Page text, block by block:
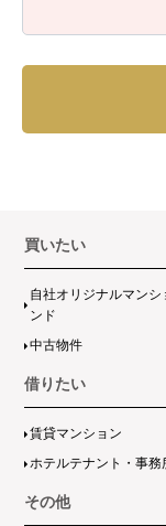
買いたい
自社オリジナルマンシ
ンド
中古物件
借りたい
賃貸マンション
ホテルテナント・事務
その他